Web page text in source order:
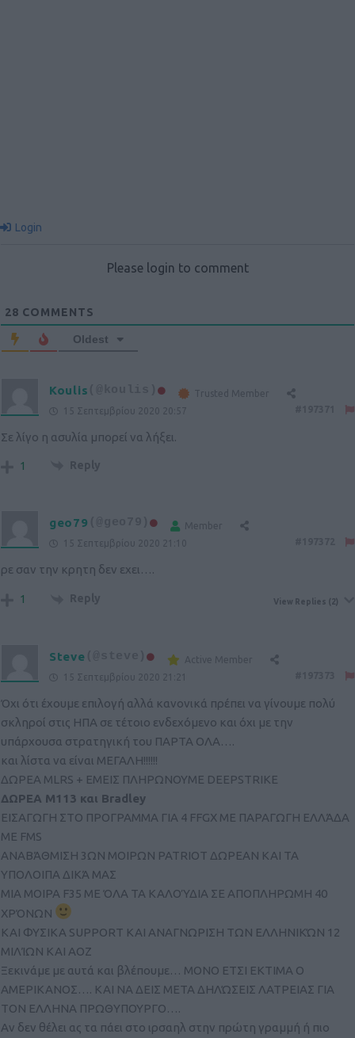
Login
Please login to comment
28 COMMENTS
Oldest
Koulis
Trusted Member
15 Σεπτεμβρίου 2020 20:57
Σε λίγο η ασυλία μπορεί να λήξει.
1 Reply
geo79 (@geo79)
Member
15 Σεπτεμβρίου 2020 21:10
ρε σαν την κρητη δεν εχει….
1 Reply View Replies (2)
Steve (@steve)
Active Member
15 Σεπτεμβρίου 2020 21:21
Όχι ότι έχουμε επιλογή αλλά κανονικά πρέπει να γίνουμε πολύ
σκληροί στις ΗΠΑ σε τέτοιο ενδεχόμενο και όχι με την
υπάρχουσα στρατηγική του ΠΑΡΤΑ ΟΛΑ….
και λίστα να είναι ΜΕΓΑΛΗ!!!!!!
ΔΩΡΕΑ MLRS + ΕΜΕΙΣ ΠΛΗΡΩΝΟΥΜΕ DEEPSTRIKE
ΔΩΡΕΑ M113 και Bradley
ΕΙΣΑΓΩΓΗ ΣΤΟ ΠΡΟΓΡΑΜΜΑ ΓΙΑ 4 FFGX ΜΕ ΠΑΡΑΓΩΓΗ ΕΛΛΆΔΑ
ME FMS
ΑΝΑΒΆΘΜΙΣΗ 3ΩΝ ΜΟΙΡΩΝ PATRIOT ΔΩΡΕΑΝ ΚΑΙ ΤΑ
ΥΠΟΛΟΙΠΑ ΔΙΚΆ ΜΑΣ
ΜΙΑ ΜΟΙΡΑ F35 ΜΕ ΌΛΑ ΤΑ ΚΑΛΟΎΔΙΑ ΣΕ ΑΠΟΠΛΗΡΩΜΗ 40
ΧΡΌΝΩΝ
ΚΑΙ ΦΥΣΙΚΑ SUPPORT ΚΑΙ ΑΝΑΓΝΩΡΙΣΗ ΤΩΝ ΕΛΛΗΝΙΚΏΝ 12
ΜΙΛΊΩΝ ΚΑΙ ΑΟΖ
Ξεκινάμε με αυτά και βλέπουμε… ΜΟΝΟ ΕΤΣΙ ΕΚΤΙΜΑ Ο
ΑΜΕΡΙΚΑΝΟΣ…. ΚΑΙ ΝΑ ΔΕΙΣ ΜΕΤΑ ΔΗΛΏΣΕΙΣ ΛΑΤΡΕΙΑΣ ΓΙΑ
ΤΟΝ ΕΛΛΗΝΑ ΠΡΩΘΥΠΟΥΡΓΟ….
Αν δεν θέλει ας τα πάει στο ιρσαηλ στην πρώτη γραμμή ή πιο